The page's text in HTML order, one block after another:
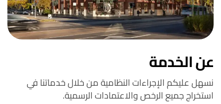
عن الخدمة
نسهل عليكم الإجراءات النظامية من خلال خدماتنا في
استخراج جميع الرخص والاعتمادات الرسمية.